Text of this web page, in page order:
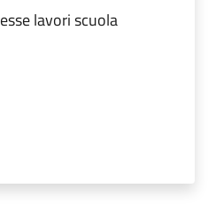
lavori scuola